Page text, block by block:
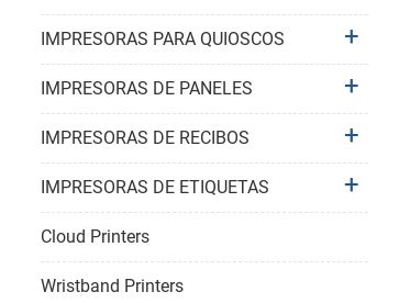
IMPRESORAS PARA QUIOSCOS
IMPRESORAS DE PANELES
IMPRESORAS DE RECIBOS
IMPRESORAS DE ETIQUETAS
Cloud Printers
Wristband Printers